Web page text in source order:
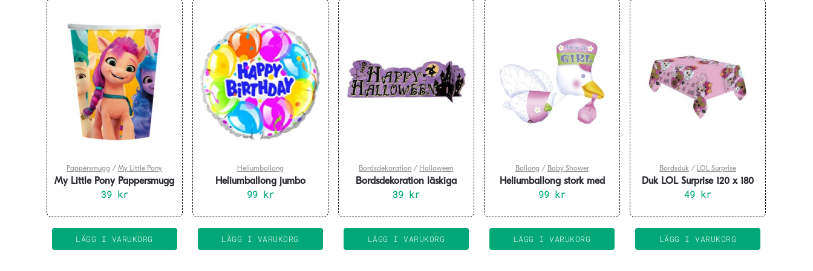
Pappersmugg /My Little Pony
My Little Pony Pappersmugg
8-pack
39 kr
LÄGG I VARUKORG
Heliumballong
Heliumballong jumbo
99 kr
LÄGG I VARUKORG
Bordsdekoration / Halloween
Bordsdekoration läskiga
huset i 3d
39 kr
LÄGG I VARUKORG
Ballong / Baby Shower
Heliumballong stork med
rosa hatt
99 kr
LÄGG I VARUKORG
Bordsduk / LOL Surprise
Duk LOL Surprise 120 x 180
cm
49 kr
LÄGG I VARUKORG